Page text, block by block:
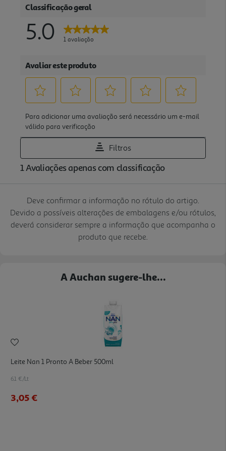
Deve confirmar a informação no rótulo do artigo.
Devido a possíveis alterações de embalagens e/ou rótulos,
deverá considerar sempre a informação que acompanha o
produto que recebe.
A Auchan sugere-lhe...
Leite Nan 1 Pronto A Beber 500ml
6.1 €/Lt
3,05 €